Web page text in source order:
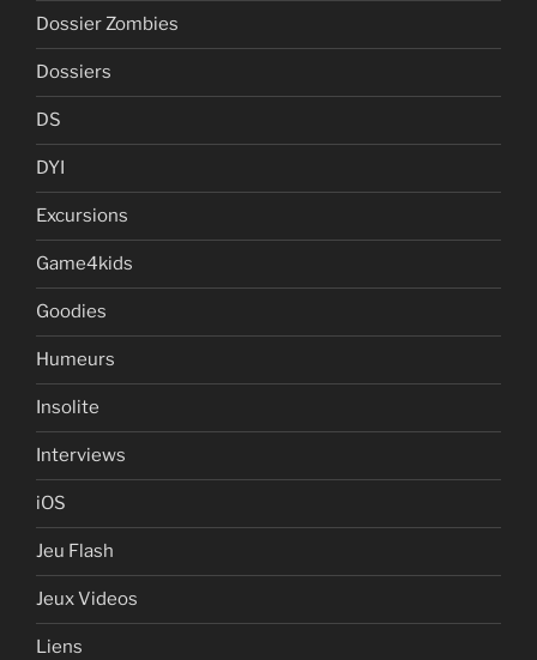
Dossier Zombies
Dossiers
DS
DYI
Excursions
Game4kids
Goodies
Humeurs
Insolite
Interviews
iOS
Jeu Flash
Jeux Videos
Liens